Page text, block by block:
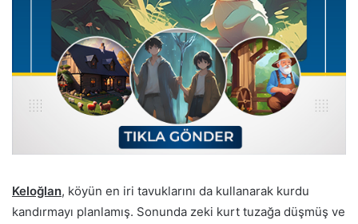
Keloğlan, köyün en iri tavuklarını da kullanarak kurdu
kandırmayı planlamış. Sonunda zeki kurt tuzağa düşmüş ve